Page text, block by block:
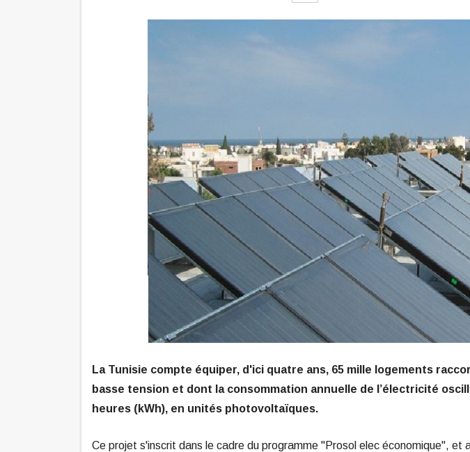
La Tunisie compte équiper, d'ici quatre ans, 65 mille logements
basse tension et dont la consommation annuelle de l’électricité
heures (kWh), en unités photovoltaïques.
Ce projet s'inscrit dans le cadre du programme "Prosol elec économique", et